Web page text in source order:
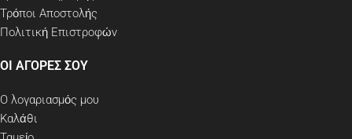
Τρόποι Αποστολής
Πολιτική Επιστροφών
ΟΙ ΑΓΟΡΕΣ ΣΟΥ
Ο λογαριασμός μου
Καλάθι